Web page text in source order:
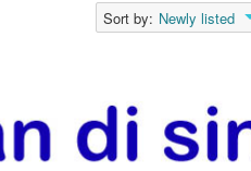
Sort by: Newly listed